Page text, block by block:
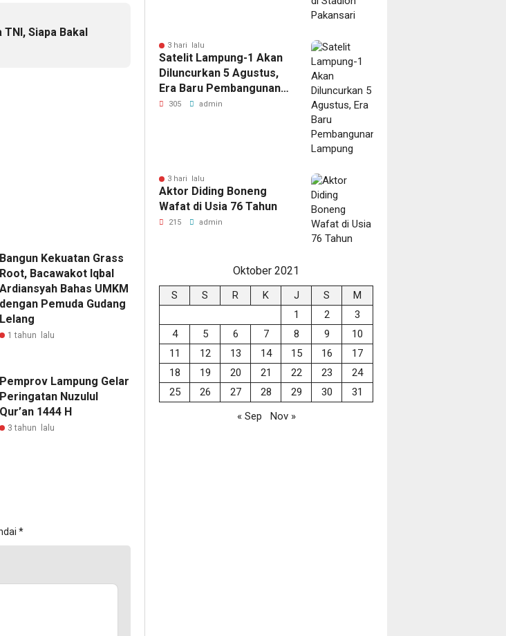
Siapa Bakal
Bangun Kekuatan Grass
Root, Bacawakot Iqbal
Ardiansyah Bahas UMKM
dengan Pemuda Gudang
Lelang
1 tahun lalu
Pemprov Lampung Gelar
Peringatan Nuzulul
Qur’an 1444 H
3 tahun lalu
*
3 hari lalu
Satelit Lampung-1 Akan
Diluncurkan 5 Agustus,
Era Baru Pembangunan
Lampung
305 admin
3 hari lalu
Aktor Diding Boneng
Wafat di Usia 76 Tahun
215 admin
Oktober 2021
S S R K J S
M
1
2
3
4
5 6 7 8 9
10
11
12 13 14 15 16
17
18
19 20 21 22 23
24
25
26 27 28 29 30
31
« Sep
Nov »